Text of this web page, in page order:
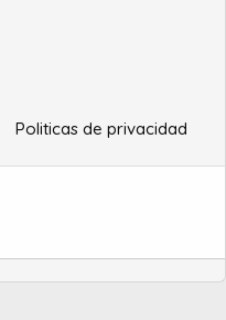
Politicas de privacidad